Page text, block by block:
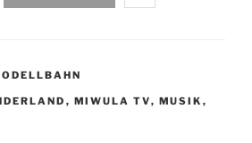
, MIWULA TV, MUSIK ,